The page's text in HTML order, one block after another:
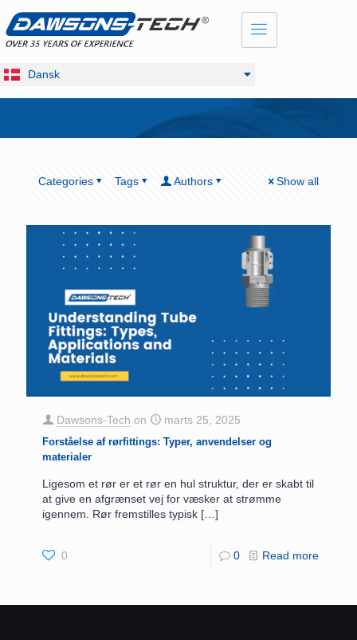
Dansk
English
Français
Deutsch
Categories Tags Authors Show all
Dawsons-Tech on marts 25, 2025
Forståelse af rørfittings: Typer, anvendelser og
materialer
Ligesom et rør er et rør en hul struktur, der er skabt til
at give en afgrænset vej for væsker at strømme
igennem. Rør fremstilles typisk […]
0 0 Read more